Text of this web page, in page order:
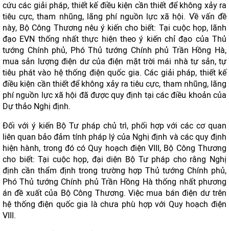
cứu các giải pháp, thiết kế điều kiện cần thiết để không xảy ra
tiêu cực, tham nhũng, lãng phí nguồn lực xã hội. Về vấn đề
này, Bộ Công Thương nêu ý kiến cho biết: Tại cuộc họp, lãnh
đạo EVN thống nhất thực hiện theo ý kiến chỉ đạo của Thủ
tướng Chính phủ, Phó Thủ tướng Chính phủ Trần Hồng Hà,
mua sản lượng điện dư của điện mặt trời mái nhà tự sản, tự
tiêu phát vào hệ thống điện quốc gia. Các giải pháp, thiết kế
điều kiện cần thiết để không xảy ra tiêu cực, tham nhũng, lãng
phí nguồn lực xã hội đã được quy định tại các điều khoản của
Dự thảo Nghị định.
Đối với ý kiến Bộ Tư pháp chủ trì, phối hợp với các cơ quan
liên quan bảo đảm tính pháp lý của Nghị định và các quy định
hiện hành, trong đó có Quy hoạch điện VIII, Bộ Công Thương
cho biết: Tại cuộc họp, đại diện Bộ Tư pháp cho rằng Nghị
định cần thẩm định trong trường hợp Thủ tướng Chính phủ,
Phó Thủ tướng Chính phủ Trần Hồng Hà thống nhất phương
án đề xuất của Bộ Công Thương. Việc mua bán điện dư trên
hệ thống điện quốc gia là chưa phù hợp với Quy hoạch điện
VIII.